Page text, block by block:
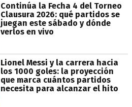
Continúa la Fecha 4 del Torneo
Clausura 2026: qué partidos se
juegan este sábado y dónde
verlos en vivo
Lionel Messi y la carrera hacia
los 1000 goles: la proyección
que marca cuántos partidos
necesita para alcanzar el hito